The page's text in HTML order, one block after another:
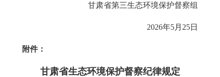
甘肃省第三生态环境保护督察组
2026年5月25日
附件：
甘肃省生态环境保护督察纪律规定